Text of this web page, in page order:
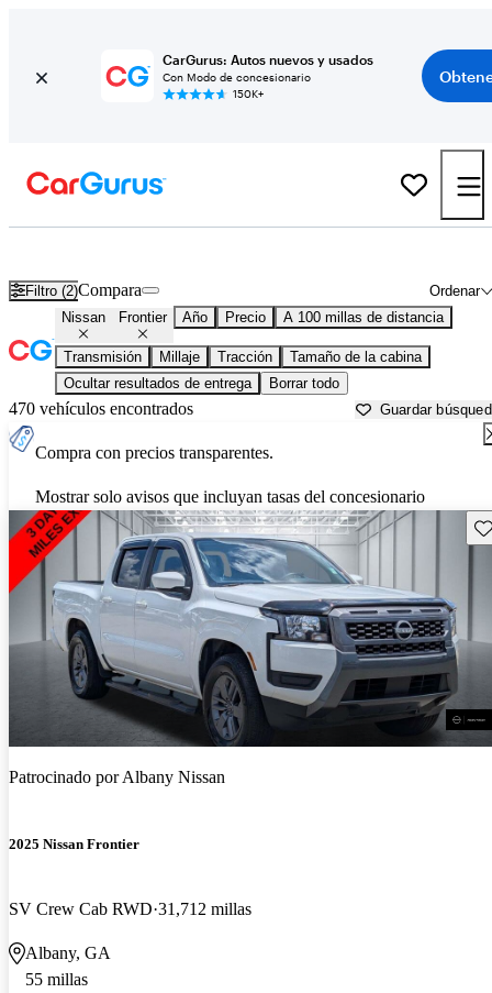
CarGurus: Autos nuevos y usados
Con Modo de concesionario
150K+
Filtro (2) Ordenar
Compara
Nissan Frontier Año Precio A 100 millas de distancia
Transmisión Millaje Tracción
Tamaño de la cabina
Ocultar resultados de entrega
Borrar todo
470 vehículos encontrados Guardar
Compra con precios transparentes.
Mostrar solo avisos que incluyan tasas del concesionario
Patrocinado porAlbany Nissan
2025 Nissan Frontier
SV Crew Cab RWD 31,712 millas
Albany, GA
55 millas